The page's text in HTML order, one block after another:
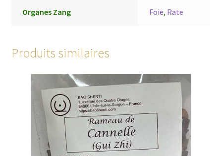
Organes Zang Foie, Rate
Produits similaires